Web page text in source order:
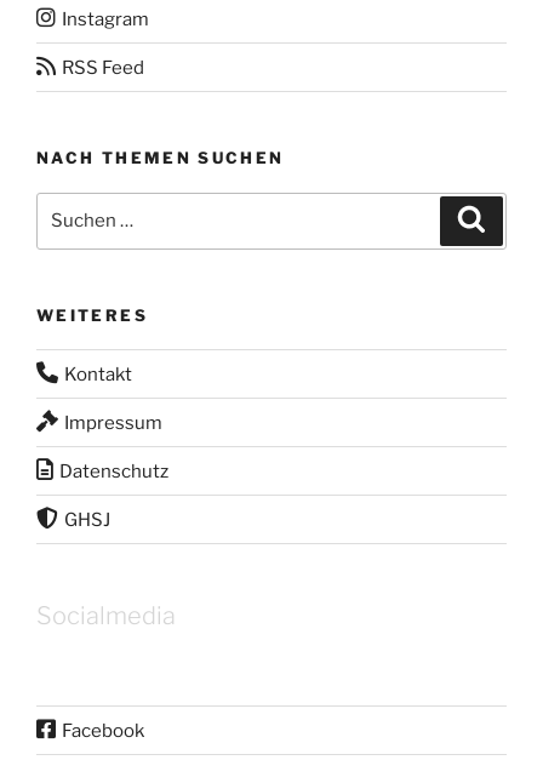
Instagram
RSS Feed
NACH THEMEN SUCHEN
nach:
WEITERES
Kontakt
Impressum
Datenschutz
GHSJ
Socialmedia
Facebook